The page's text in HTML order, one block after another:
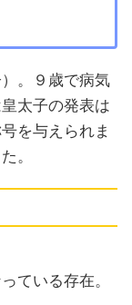
。９歳で病気
太子の発表は
を与えられま
。
ている存在。